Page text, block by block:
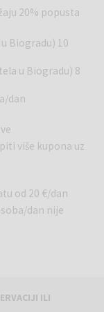
uz obalu, uz
nalazi
kao i za djecu.
u blizini se nalazi
aqua park na moru
rekreaciju.
a bazen je
whirlpoolom, te
u prirodi u
provjerava, a
u Biogradu na
Hotel nudi ugodan i
uz blizinu svih
uz more. Zbog
20% popusta
Biogradu) 10
u Biogradu) 8
dan
više kupona uz
od 20 €/dan
dan nije
ILI